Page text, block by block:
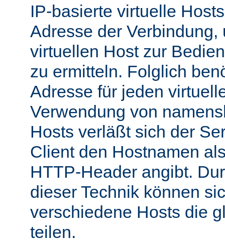
IP-basierte virtuelle
Adresse der Verbindung,
virtuellen Host zur
zu ermitteln. Folglich
Adresse für jeden
Verwendung von
Hosts verläßt sich der
Client den Hostnamen
HTTP-Header angibt.
dieser Technik können
verschiedene Hosts die
teilen.